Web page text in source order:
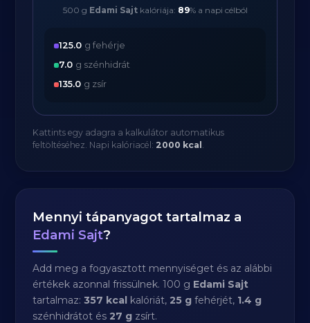
500 g Edami Sajtkalóriája: 89% a napi célból
125.0 g fehérje
7.0 g szénhidrát
135.0 g zsír
Kattints egy adagra a kalkulátor automatikus
feltöltéséhez. Napi kalóriacél: 2000 kcal .
Mennyi tápanyagot tartalmaz a
Edami Sajt?
Add meg a fogyasztott mennyiséget és az alábbi
értékek azonnal frissülnek. 100 g Edami Sajt
tartalmaz:357 kcal kalóriát,25 g fehérjét, 1.4 g
szénhidrátot és27 g zsírt.